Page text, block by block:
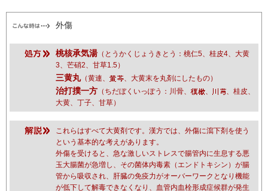
外傷
桃核承気湯 （とうかくじょうきとう：桃仁5、桂皮4、大黄
3、芒硝2、甘草1.5）
三黄丸（黄連、 、大黄末を丸剤にしたもの）
治打撲一方 （ちだぼくいっぽう：川骨、 、
、桂皮、
大黄、丁子、甘草）
これらはすべて大黄剤です。漢方では、外傷に瀉下剤を使う
という基本的な考えがあります。
外傷を受けると、急な激しいストレスで腸管内に生息する悪
玉大腸菌が急増し、その菌体内毒素（エンドトキシン）が腸
管から吸収され、肝臓の免疫力がオーバーワークとなり機能
が低下して解毒できなくなり、血管内血栓形成症候群が発生